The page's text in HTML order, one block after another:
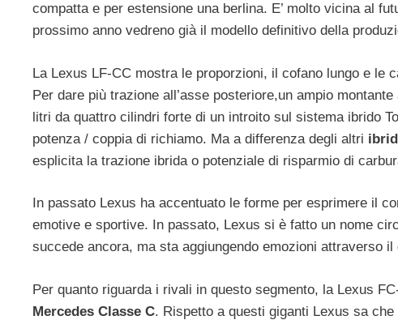
compatta e per estensione una berlina. E’ molto vicina al
prossimo anno vedreno già il modello definitivo della
La Lexus LF-CC mostra le proporzioni, il cofano lungo e le
Per dare più trazione all’asse posteriore,un ampio
litri da quattro cilindri forte di un introito sul sistema ibrido
potenza / coppia di richiamo. Ma a differenza degli altri
esplicita la trazione ibrida o potenziale di risparmio di
In passato Lexus ha accentuato le forme per esprimere il
emotive e sportive. In passato, Lexus si è fatto un nome
succede ancora, ma sta aggiungendo emozioni attraverso
Per quanto riguarda i rivali in questo segmento, la Lexus
Mercedes Classe C. Rispetto a questi giganti Lexus sa